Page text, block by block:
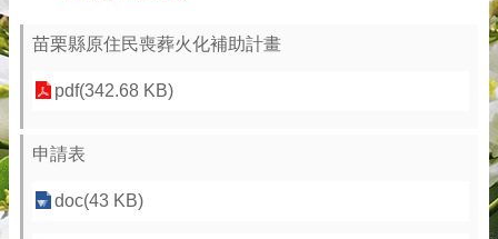
苗栗縣原住民喪葬火化補助計畫
pdf(342.68 KB)
申請表
doc(43 KB)